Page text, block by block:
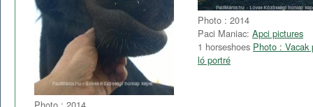
Photo : 2014
Paci Maniac: Apci pictures
1 horseshoes Photo : Vacak
ló portré